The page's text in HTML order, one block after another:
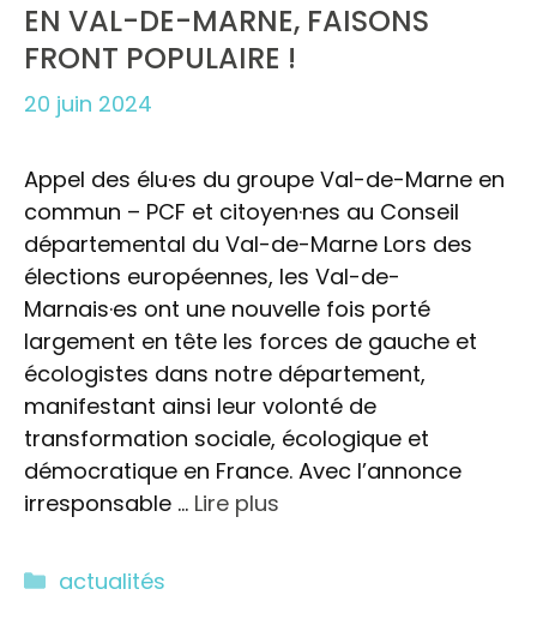
EN VAL-DE-MARNE, FAISONS
FRONT POPULAIRE !
20 juin 2024
Appel des élu·es du groupe Val-de-Marne en
commun – PCF et citoyen·nes au Conseil
départemental du Val-de-Marne Lors des
élections européennes, les Val-de-
Marnais·es ont une nouvelle fois porté
largement en tête les forces de gauche et
écologistes dans notre département,
manifestant ainsi leur volonté de
transformation sociale, écologique et
démocratique en France. Avec l’annonce
irresponsable … Lire plus
Catégories
actualités